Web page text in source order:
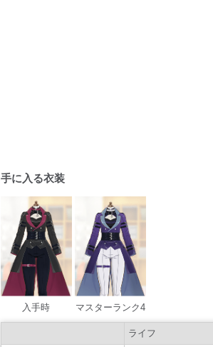
手に入る衣装
入手時 マスターランク4
ライフ